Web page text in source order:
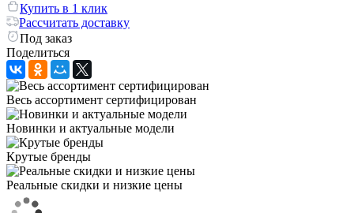
Купить в 1 клик
Рассчитать доставку
Под заказ
Поделиться
Весь ассортимент сертифицирован
Новинки и актуальные модели
Крутые бренды
Реальные скидки и низкие цены